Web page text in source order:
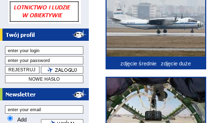
Add
zdjęcie średnie zdjęcie duże